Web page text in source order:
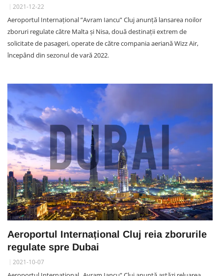
2021-12-22
Aeroportul Internațional ”Avram Iancu” Cluj anunță lansarea noilor
zboruri regulate către Malta şi Nisa, două destinații extrem de
solicitate de pasageri, operate de către compania aeriană Wizz Air,
începând din sezonul de vară 2022.
Aeroportul Internațional Cluj reia zborurile
regulate spre Dubai
2021-10-07